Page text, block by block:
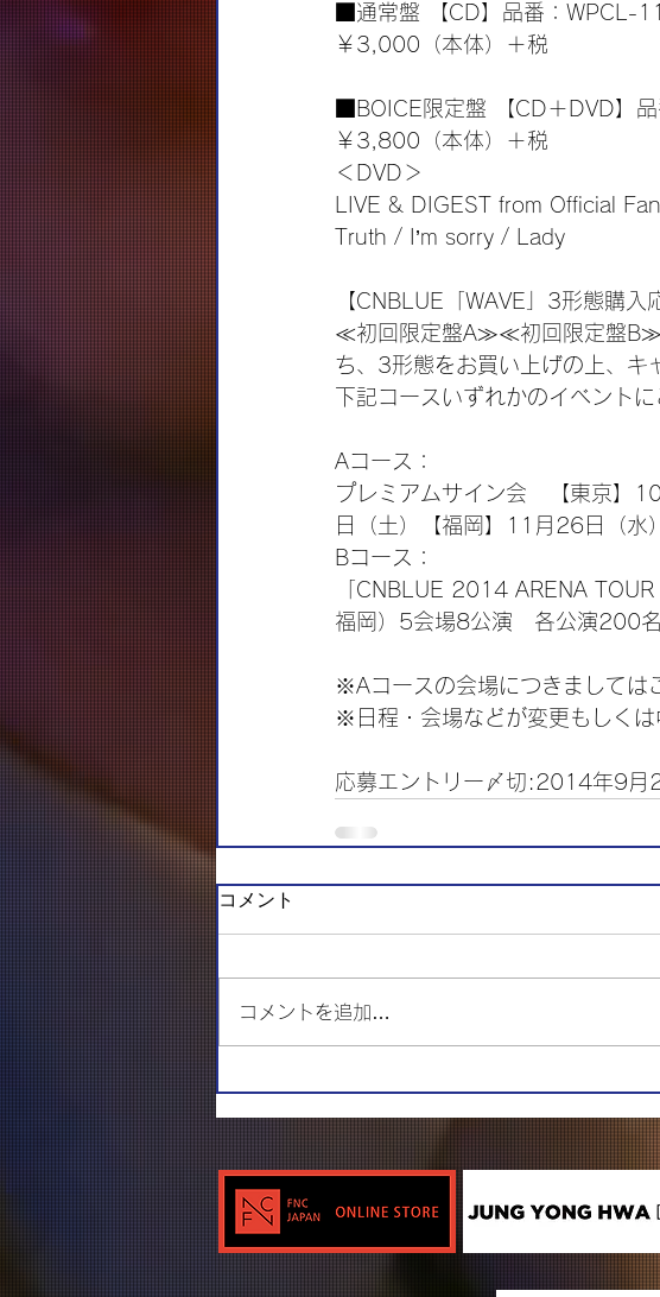
■通常盤 【CD】品番：WPCL-
￥3,000（本体）＋税
■BOICE限定盤 【CD＋DVD】
￥3,800（本体）＋税
＜DVD＞
LIVE & DIGEST from Official
Truth / I’m sorry / Lady
【CNBLUE「WAVE」3形態購入
≪初回限定盤A≫≪初回限定盤
ち、3形態をお買い上げの上、キ
下記コースいずれかのイベントに
Aコース：
プレミアムサイン会　【東京】
日（土）【福岡】11月26日（
Bコース：
「CNBLUE 2014 ARENA
福岡）5会場8公演　各公演200
※Aコースの会場につきましては
※日程・会場などが変更もしくは
応募エントリー〆切:2014年9月
コメント
コメントを追加…